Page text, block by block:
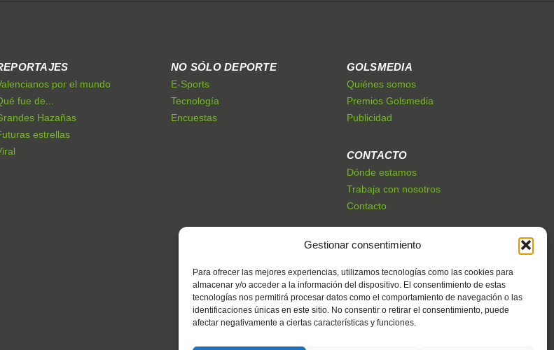
Gestionar consentimiento
Para ofrecer las mejores experiencias, utilizamos tecnologías como las cookies para
almacenar y/o acceder a la información del dispositivo. El consentimiento de estas
tecnologías nos permitirá procesar datos como el comportamiento de navegación o las
identificaciones únicas en este sitio. No consentir o retirar el consentimiento, puede
afectar negativamente a ciertas características y funciones.
por el mundo
fue de...
Hazañas
estrellas
NO SÓLO DEPORTE
E-Sports
Tecnología
Encuestas
GOLSMEDIA
Quiénes somos
Premios Golsmedia
Publicidad
CONTACTO
Dónde estamos
Trabaja con nosotros
Contacto